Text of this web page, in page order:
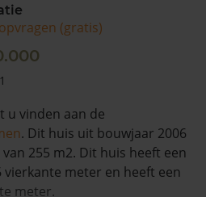
(gratis)
u vinden aan de
. Dit huis uit bouwjaar 2006
255 m2. Dit huis heeft een
meter en heeft een
meter.